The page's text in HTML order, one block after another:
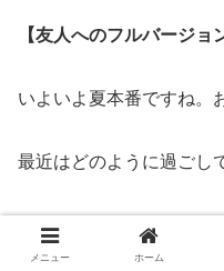
【友人へのフルバージョ
いよいよ夏本番ですね。
最近はどのように過ごし
また近いうちにゆっく
メニュー ホーム